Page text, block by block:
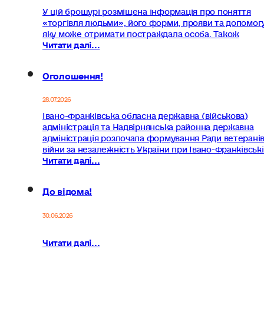
У цій брошурі розміщена інформація про поняття
«торгівля людьми», його форми, прояви та
яку може отримати постраждала особа. Також
Читати далі...
Оголошення!
28.07.2026
Івано-Франківська обласна державна (військова)
адміністрація та Надвірнянська районна державна
адміністрація розпочала формування Ради
війни за незалежність України при Івано-
Читати далі...
До відома!
30.06.2026
Читати далі...